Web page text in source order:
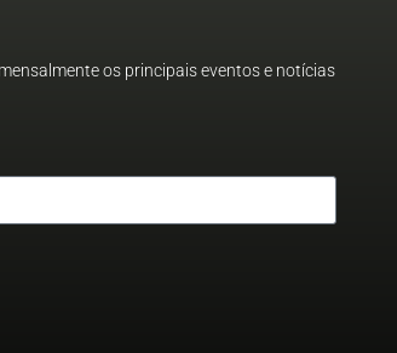
os principais eventos e notícias